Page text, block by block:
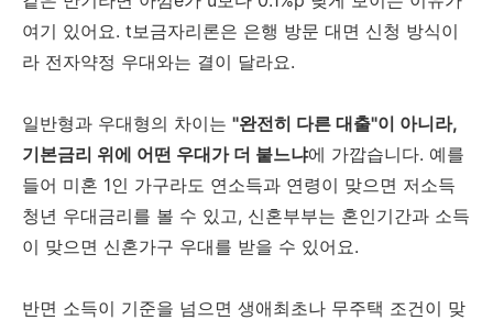
여기 있어요. t보금자리론은 은행 방문 대면 신청 방식이
라 전자약정 우대와는 결이 달라요.
일반형과 우대형의 차이는 "완전히 다른 대출"이 아니라,
기본금리 위에 어떤 우대가 더 붙느냐에 가깝습니다. 예를
들어 미혼 1인 가구라도 연소득과 연령이 맞으면 저소득
청년 우대금리를 볼 수 있고, 신혼부부는 혼인기간과 소득
이 맞으면 신혼가구 우대를 받을 수 있어요.
반면 소득이 기준을 넘으면 생애최초나 무주택 조건이 맞